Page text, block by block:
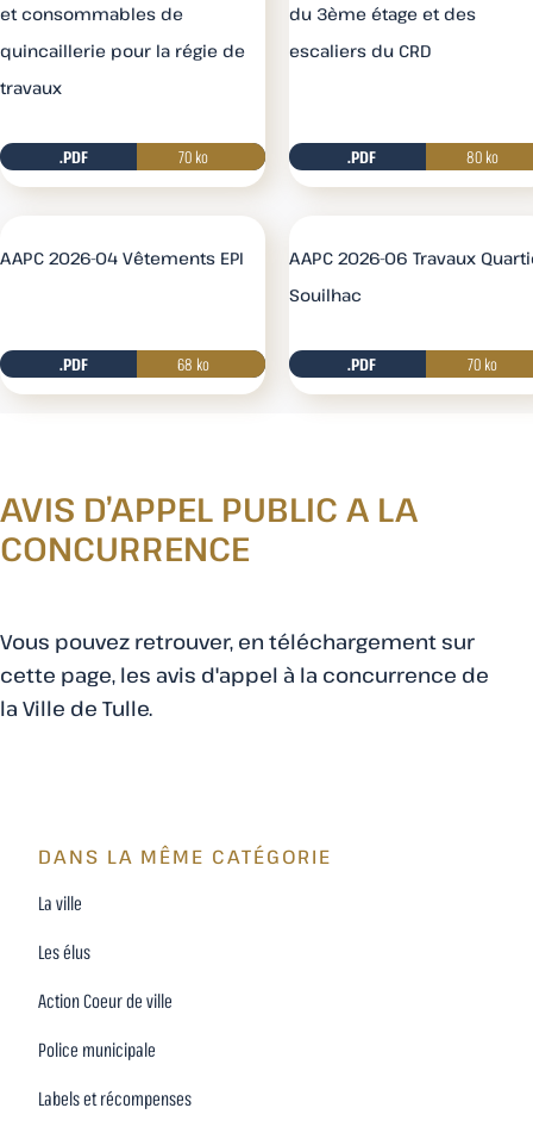
et consommables de
quincaillerie pour la régie de
travaux
.PDF 70 ko Télécharger
du 3ème étage et des
escaliers du CRD
.PDF 80 ko
AAPC 2026-04 Vêtements EPI
.PDF 68 ko Télécharger
AAPC 2026-06 Travaux
Souilhac
.PDF 70 ko
AVIS D’APPEL PUBLIC A LA
CONCURRENCE
Vous pouvez retrouver, en téléchargement sur
cette page, les avis d'appel à la concurrence de
la Ville de Tulle.
DANS LA MÊME CATÉGORIE
La ville
Les élus
Action Coeur de ville
Police municipale
Labels et récompenses